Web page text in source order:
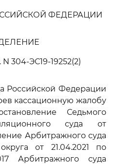
ФЕДЕРАЦИИ
N 304-ЭС19-19252(2)
Российской Федерации
кассационную жалобу
Седьмого
суда от
Арбитражного суда
от 21.04.2021 по
Арбитражного суда